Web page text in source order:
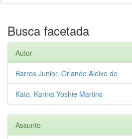
Busca facetada
Autor
Barros Junior, Orlando Aleixo de
Kato, Karina Yoshie Martins
Assunto